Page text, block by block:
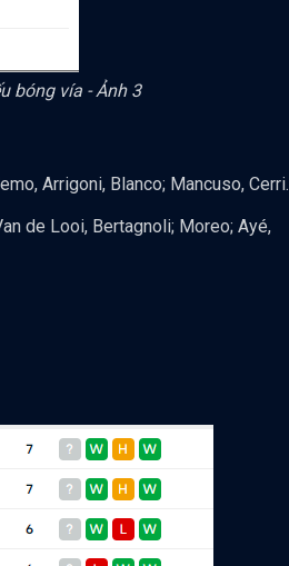
bóng vía - Ảnh 3
Arrigoni, Blanco; Mancuso, Cerri.
de Looi, Bertagnoli; Moreo; Ayé,